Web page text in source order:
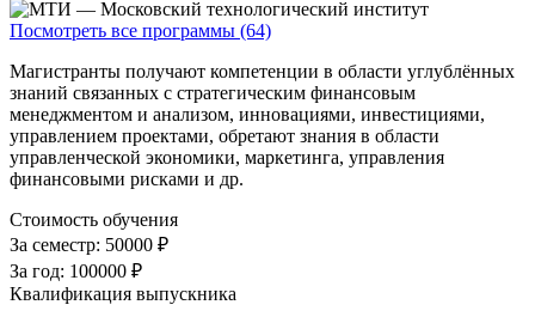
Посмотреть все программы (64)
Магистранты получают компетенции в области углублённых
знаний связанных с стратегическим финансовым
менеджментом и анализом, инновациями, инвестициями,
управлением проектами, обретают знания в области
управленческой экономики, маркетинга, управления
финансовыми рисками и др.
Стоимость обучения
За семестр: 50000 ₽
За год: 100000 ₽
Квалификация выпускника